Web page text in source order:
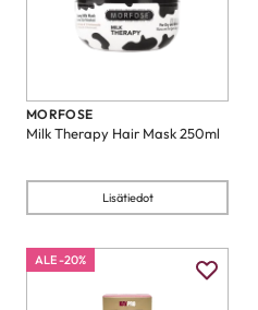
MORFOSE
Milk Therapy Hair Mask 250ml
Lisätiedot
ALE -20%